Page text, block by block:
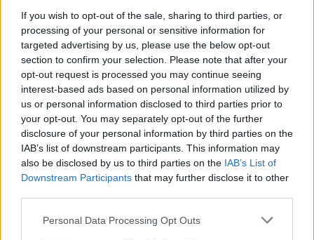
If you wish to opt-out of the sale, sharing to third parties, or
processing of your personal or sensitive information for
targeted advertising by us, please use the below opt-out
section to confirm your selection. Please note that after your
opt-out request is processed you may continue seeing
interest-based ads based on personal information utilized by
us or personal information disclosed to third parties prior to
your opt-out. You may separately opt-out of the further
disclosure of your personal information by third parties on the
IAB’s list of downstream participants. This information may
also be disclosed by us to third parties on the IAB’s List of
Downstream Participants that may further disclose it to other
Please note that this website/app uses one or more Google
Personal Data Processing Opt Outs